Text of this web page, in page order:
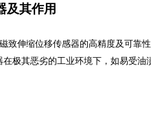
及其作用
伸缩位移传感器的高精度及可靠
极其恶劣的工业环境下，如易受